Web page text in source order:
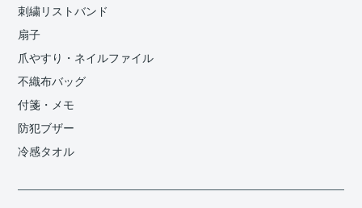
刺繍リストバンド
扇子
爪やすり・ネイルファイル
不織布バッグ
付箋・メモ
防犯ブザー
冷感タオル